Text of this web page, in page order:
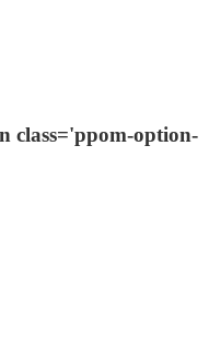
class='ppom-option-